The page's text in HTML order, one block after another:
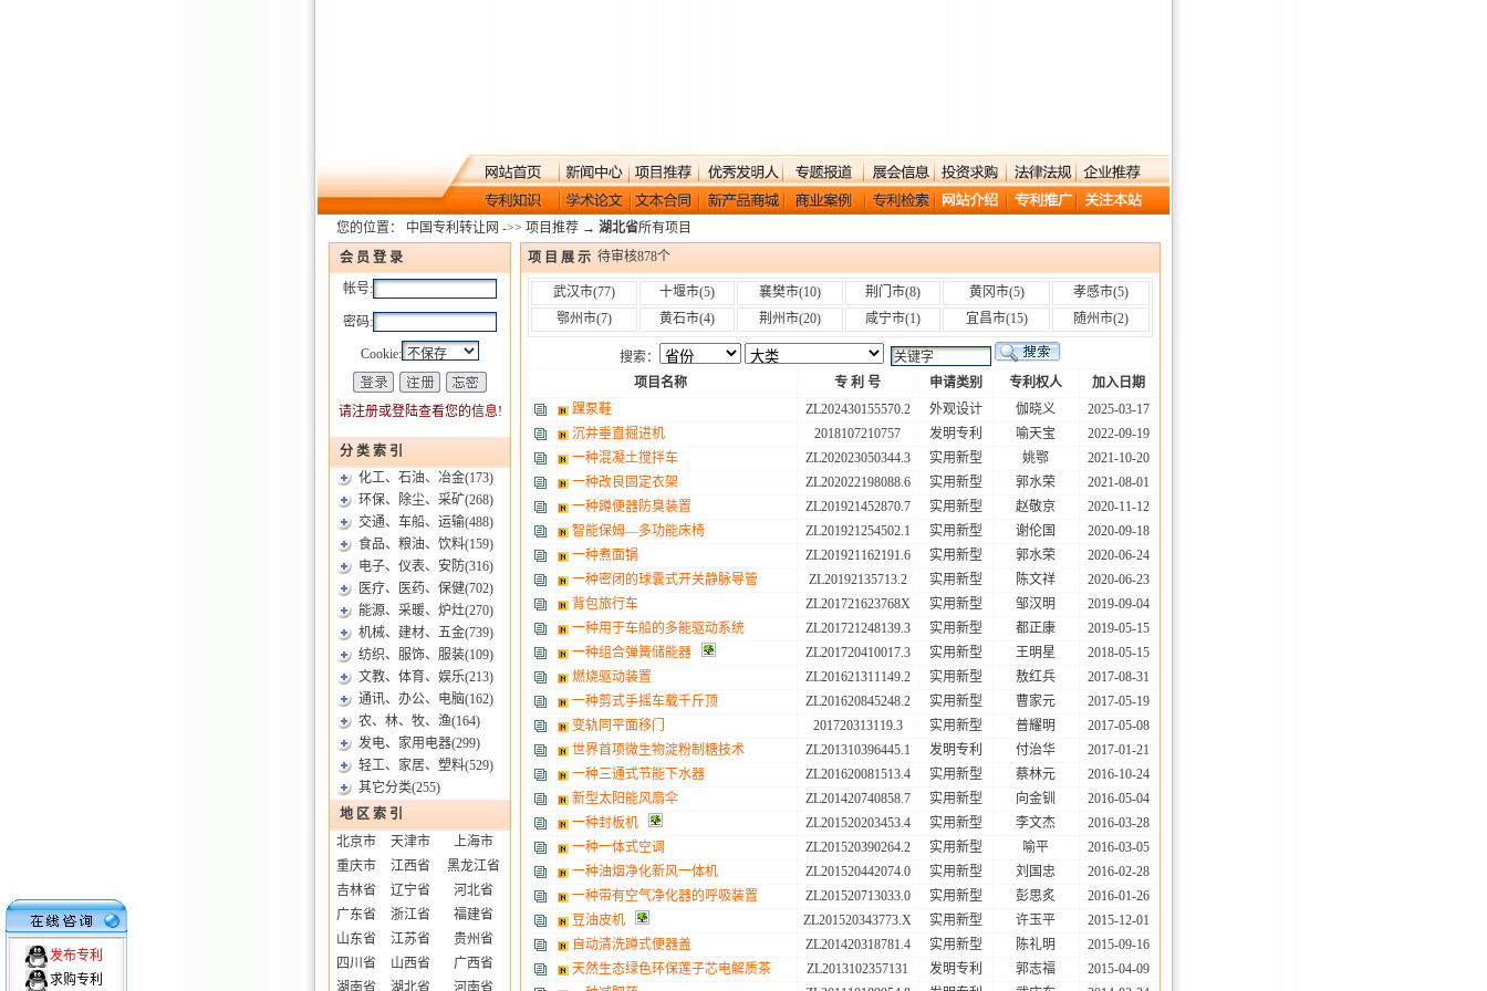
发布专利
求购专利
您的位置： 中国专利转让网 ->> 项目推荐 → 湖北省所有项目
会 员 登 录
帐号:
密码:
Cookie:
请注册或登陆查看您的信息!
分 类 索 引
化工、石油、冶金(173)
环保、除尘、采矿(268)
交通、车船、运输(488)
食品、粮油、饮料(159)
电子、仪表、安防(316)
医疗、医药、保健(702)
能源、采暖、炉灶(270)
机械、建材、五金(739)
纺织、服饰、服装(109)
文教、体育、娱乐(213)
通讯、办公、电脑(162)
农、林、牧、渔(164)
发电、家用电器(299)
轻工、家居、塑料(529)
其它分类(255)
地 区 索 引
北京市
天津市
上海市
重庆市
江西省
黑龙江省
吉林省
辽宁省
河北省
广东省
浙江省
福建省
山东省
江苏省
贵州省
四川省
山西省
广西省
湖南省
湖北省 河南省
项 目 展 示 待审核878个
武汉市(77) 十堰市(5) 襄樊市(10) 荆门市(8) 黄冈市(5) 孝感市(5)
鄂州市(7) 黄石市(4) 荆州市(20) 咸宁市(1) 宜昌市(15) 随州市(2)
搜索：
项目名称
专 利 号 申请类别 专利权人
加入日期
踝泵鞋
ZL202430155570.2 外观设计 伽晓义
2025-03-17
沉井垂直掘进机
2018107210757 发明专利 喻天宝
2022-09-19
一种混凝土搅拌车
ZL202023050344.3 实用新型 姚鄂
2021-10-20
一种改良固定衣架
ZL202022198088.6 实用新型 郭水荣
2021-08-01
一种蹲便器防臭装置
ZL201921452870.7 实用新型 赵敬京
2020-11-12
智能保姆—多功能床椅
ZL201921254502.1 实用新型 谢伦国
2020-09-18
一种煮面锅
ZL201921162191.6 实用新型 郭水荣
2020-06-24
一种密闭的球囊式开关静脉导管
ZL20192135713.2 实用新型 陈文祥
2020-06-23
背包旅行车
ZL201721623768X 实用新型 邹汉明
2019-09-04
一种用于车船的多能驱动系统
ZL201721248139.3 实用新型 都正康
2019-05-15
一种组合弹簧储能器
ZL201720410017.3 实用新型 王明星
2018-05-15
燃烧驱动装置
ZL201621311149.2 实用新型 敖红兵
2017-08-31
一种剪式手摇车载千斤顶
ZL201620845248.2 实用新型 曹家元
2017-05-19
变轨同平面移门
201720313119.3 实用新型 普耀明
2017-05-08
世界首项微生物淀粉制糖技术
ZL201310396445.1 发明专利 付治华
2017-01-21
一种三通式节能下水器
ZL201620081513.4 实用新型 蔡林元
2016-10-24
新型太阳能风扇伞
ZL201420740858.7 实用新型 向金钏
2016-05-04
一种封板机
ZL201520203453.4 实用新型 李文杰
2016-03-28
一种一体式空调
ZL201520390264.2 实用新型 喻平
2016-03-05
一种油烟净化新风一体机
ZL201520442074.0 实用新型 刘国忠
2016-02-28
一种带有空气净化器的呼吸装置
ZL201520713033.0 实用新型 彭思炙
2016-01-26
豆油皮机
ZL201520343773.X 实用新型 许玉平
2015-12-01
自动清洗蹲式便器盖
ZL201420318781.4 实用新型 陈礼明
2015-09-16
天然生态绿色环保莲子芯电解质茶
ZL2013102357131 发明专利 郭志福
2015-04-09